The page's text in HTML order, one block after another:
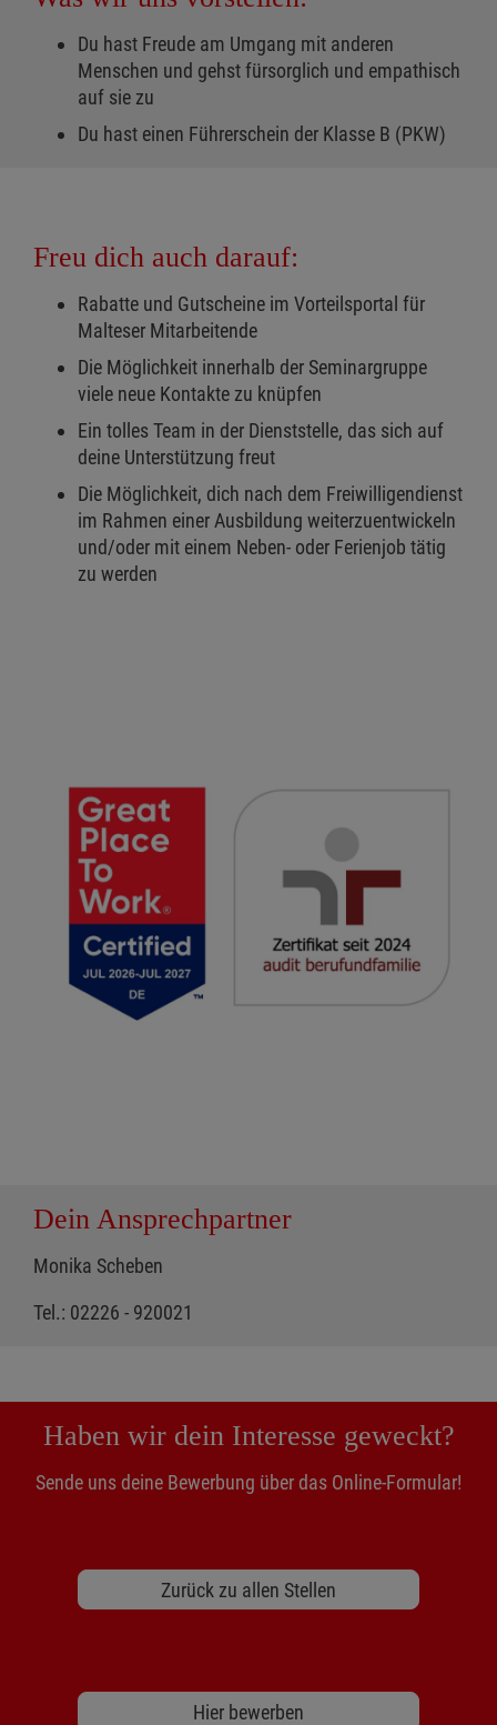
Du hast Freude am Umgang mit anderen
Menschen und gehst fürsorglich und empathisch
auf sie zu
Du hast einen Führerschein der Klasse B (PKW)
Freu dich auch darauf:
Rabatte und Gutscheine im Vorteilsportal für
Malteser Mitarbeitende
Die Möglichkeit innerhalb der Seminargruppe
viele neue Kontakte zu knüpfen
Ein tolles Team in der Dienststelle, das sich auf
deine Unterstützung freut
Die Möglichkeit, dich nach dem Freiwilligendienst
im Rahmen einer Ausbildung weiterzuentwickeln
und/oder mit einem Neben- oder Ferienjob tätig
zu werden
Dein Ansprechpartner
Monika Scheben
Tel.: 02226 - 920021
Haben wir dein Interesse geweckt?
Sende uns deine Bewerbung über das Online-Formular!
Zurück zu allen Stellen
Hier bewerben